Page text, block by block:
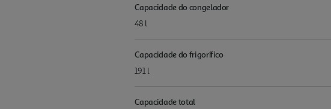
Capacidade do congelador
48 l
Capacidade do frigorífico
191 l
Capacidade total